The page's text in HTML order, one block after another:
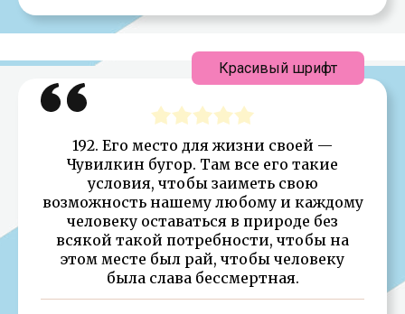
192. Его место для жизни своей —
Чувилкин бугор. Там все его такие
условия, чтобы заиметь свою
возможность нашему любому и каждому
человеку оставаться в природе без
всякой такой потребности, чтобы на
этом месте был рай, чтобы человеку
была слава бессмертная.
Красивый шрифт